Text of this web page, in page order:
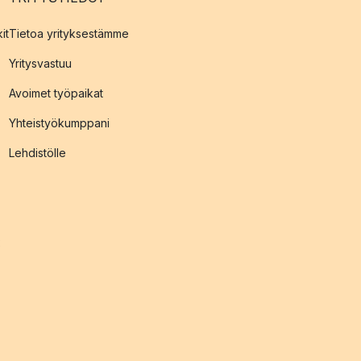
Tietoa yrityksestämme
Yritysvastuu
Avoimet työpaikat
Yhteistyökumppani
Lehdistölle